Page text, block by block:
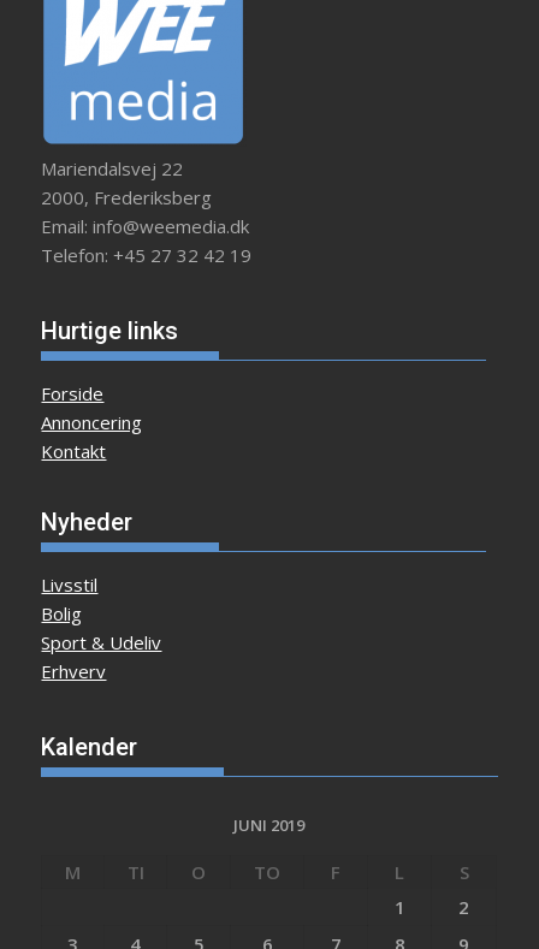
Mariendalsvej 22
2000, Frederiksberg
Email: info@weemedia.dk
Telefon: +45 27 32 42 19
Hurtige links
Forside
Annoncering
Kontakt
Nyheder
Livsstil
Bolig
Sport & Udeliv
Erhverv
Kalender
JUNI 2019
M TI O TO F L
S
1
2